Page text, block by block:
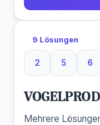
9 Lösungen
2
2 Buchstaben
5
5
6
6
Mehrere